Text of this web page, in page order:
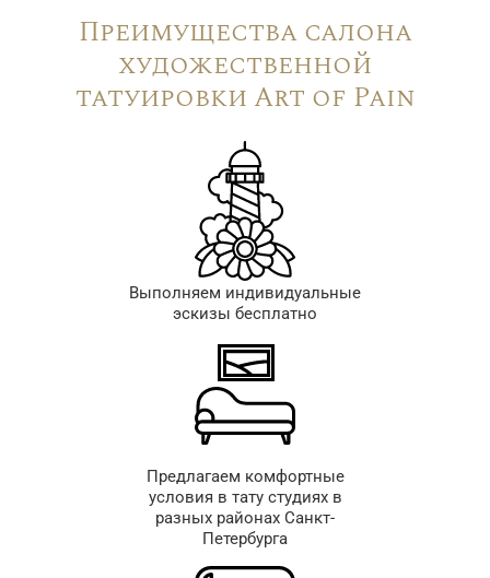
Преимущества салона
художественной
татуировки Art of Pain
Выполняем индивидуальные
эскизы бесплатно
Предлагаем комфортные
условия в тату студиях в
разных районах Санкт-
Петербурга